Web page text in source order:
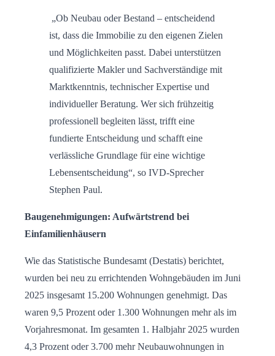
„Ob Neubau oder Bestand – entscheidend
ist, dass die Immobilie zu den eigenen Zielen
und Möglichkeiten passt. Dabei unterstützen
qualifizierte Makler und Sachverständige mit
Marktkenntnis, technischer Expertise und
individueller Beratung. Wer sich frühzeitig
professionell begleiten lässt, trifft eine
fundierte Entscheidung und schafft eine
verlässliche Grundlage für eine wichtige
Lebensentscheidung“, so IVD-Sprecher
Stephen Paul.
Baugenehmigungen: Aufwärtstrend bei
Einfamilienhäusern
Wie das Statistische Bundesamt (Destatis) berichtet,
wurden bei neu zu errichtenden Wohngebäuden im Juni
2025 insgesamt 15.200 Wohnungen genehmigt. Das
waren 9,5 Prozent oder 1.300 Wohnungen mehr als im
Vorjahresmonat. Im gesamten 1. Halbjahr 2025 wurden
4,3 Prozent oder 3.700 mehr Neubauwohnungen in